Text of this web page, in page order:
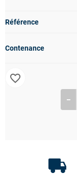
Référence
Contenance
favorite_border